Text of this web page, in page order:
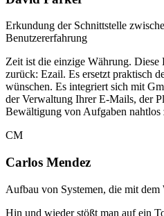
Erkundung der Schnittstelle
Benutzererfahrung
Zeit ist die einzige Währung.
zurück: Ezail. Es ersetzt praktisch
wünschen. Es integriert sich mit
der Verwaltung Ihrer E-Mails, der
Bewältigung von Aufgaben nahtlos
CM
Carlos Mendez
Aufbau von Systemen, die mit dem
Hin und wieder stößt man auf ein